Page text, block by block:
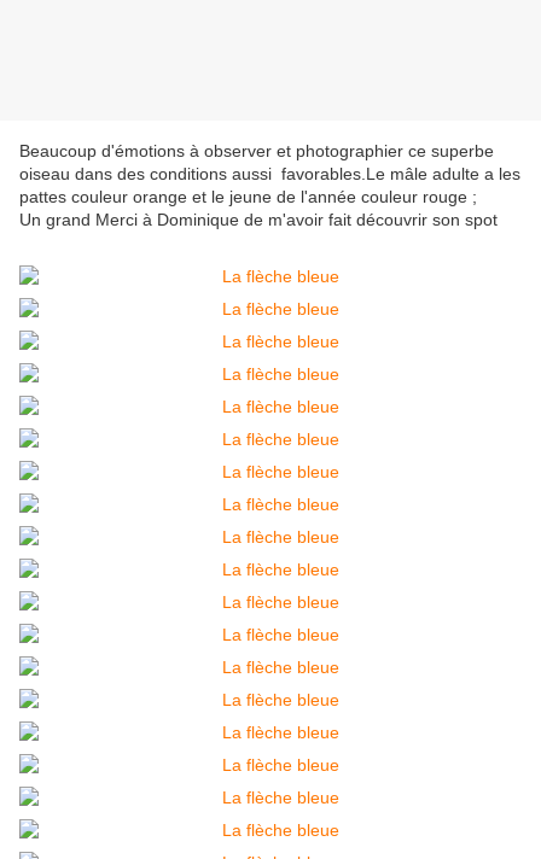
Beaucoup d'émotions à observer et photographier ce superbe
oiseau dans des conditions aussi favorables.Le mâle adulte a les
pattes couleur orange et le jeune de l'année couleur rouge ;
Un grand Merci à Dominique de m'avoir fait découvrir son spot